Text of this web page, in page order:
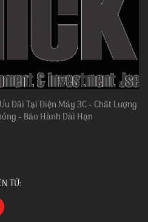
Đãi Tại Điện Máy 3C - Chất Lượng
- Bảo Hành Dài Hạn
TỬ: